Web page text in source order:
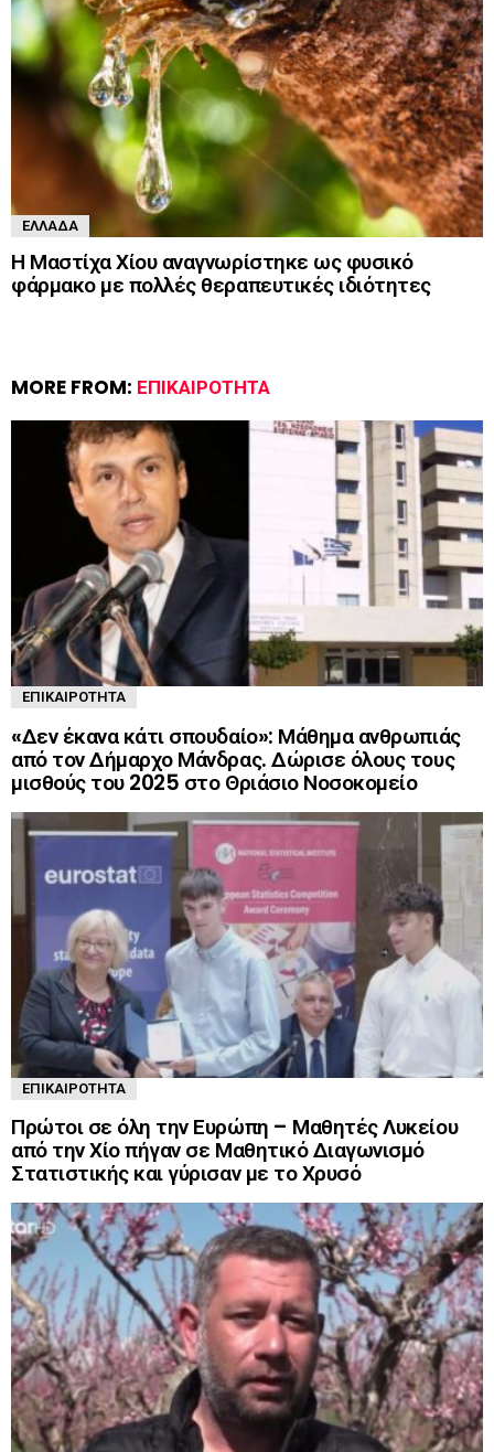
ΕΛΛΆΔΑ
Η Μαστίχα Χίου αναγνωρίστηκε ως φυσικό
φάρμακο με πολλές θεραπευτικές ιδιότητες
MORE FROM: ΕΠΙΚΑΙΡΌΤΗΤΑ
ΕΠΙΚΑΙΡΌΤΗΤΑ
«Δεν έκανα κάτι σπουδαίο»: Μάθημα ανθρωπιάς
από τον Δήμαρχο Μάνδρας. Δώρισε όλους τους
μισθούς του 2025 στο Θριάσιο Νοσοκομείο
ΕΠΙΚΑΙΡΌΤΗΤΑ
Πρώτοι σε όλη την Ευρώπη – Μαθητές Λυκείου
από την Χίο πήγαν σε Μαθητικό Διαγωνισμό
Στατιστικής και γύρισαν με το Χρυσό